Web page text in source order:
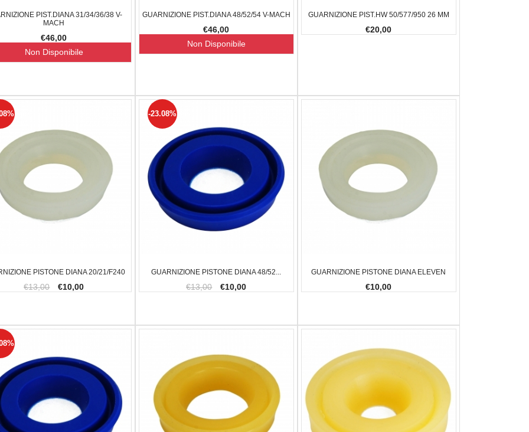
PIST.DIANA 31/34/36/38 V-
MACH
€46,00
Non Disponibile
GUARNIZIONE PIST.DIANA 48/52/54 V-MACH
€46,00
Non Disponibile
GUARNIZIONE PIST.HW 50/577/950 26 MM
€20,00
PISTONE DIANA 20/21/F240
€13,00 €10,00
GUARNIZIONE PISTONE DIANA 48/52...
€13,00 €10,00
-23.08%
GUARNIZIONE PISTONE DIANA ELEVEN
€10,00